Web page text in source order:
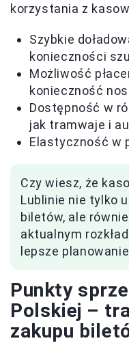
korzystania z
Szybkie
konieczności
Możliwość
konieczność
Dostępność w
jak tramwaje i
Elastyczność w
Czy wiesz, że
Lublinie nie tylko
biletów, ale
aktualnym
lepsze
Punkty
Polskiej –
zakupu